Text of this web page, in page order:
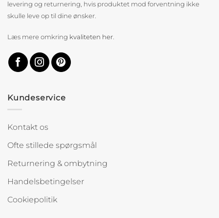
levering og returnering, hvis produktet mod forventning ikke
skulle leve op til dine ønsker.
Læs mere omkring kvaliteten her.
Kundeservice
Kontakt os
Ofte stillede spørgsmål
Returnering & ombytning
Handelsbetingelser
Cookiepolitik